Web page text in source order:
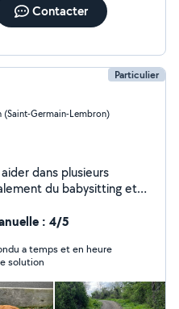
Contacter
Particulier
(Saint-Germain-Lembron)
dans plusieurs
du babysitting et
ménage !
: 4/5
autre solution